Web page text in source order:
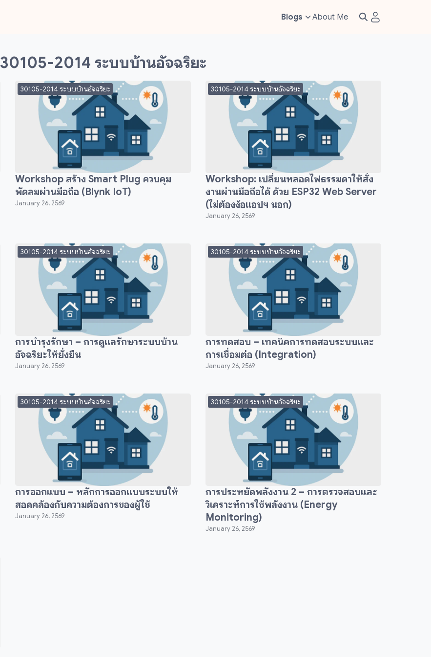
Blogs About Me
30105-2014 ระบบบ้านอัจฉริยะ
30105-2014 ระบบบ้านอัจฉริยะ
Workshop สร้าง Smart Plug ควบคุม
พัดลมผ่านมือถือ (Blynk IoT)
January 26, 2569
30105-2014 ระบบบ้านอัจฉริยะ
Workshop: เปลี่ยนหลอดไฟธรรมดาให้สั่ง
งานผ่านมือถือได้ ด้วย ESP32 Web Server
(ไม่ต้องง้อแอปฯ นอก)
January 26, 2569
30105-2014 ระบบบ้านอัจฉริยะ
การบำรุงรักษา – การดูแลรักษาระบบบ้าน
อัจฉริยะให้ยั่งยืน
January 26, 2569
30105-2014 ระบบบ้านอัจฉริยะ
การทดสอบ – เทคนิคการทดสอบระบบและ
การเชื่อมต่อ (Integration)
January 26, 2569
30105-2014 ระบบบ้านอัจฉริยะ
การออกแบบ – หลักการออกแบบระบบให้
สอดคล้องกับความต้องการของผู้ใช้
January 26, 2569
30105-2014 ระบบบ้านอัจฉริยะ
การประหยัดพลังงาน 2 – การตรวจสอบและ
วิเคราะห์การใช้พลังงาน (Energy
Monitoring)
January 26, 2569